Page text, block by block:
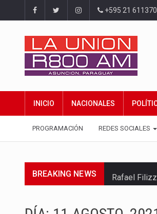
+595 21 611370
INICIO NACIONALES
PROGRAMACIÓN REDES SOCIALES
BREAKING NEWS Rafael